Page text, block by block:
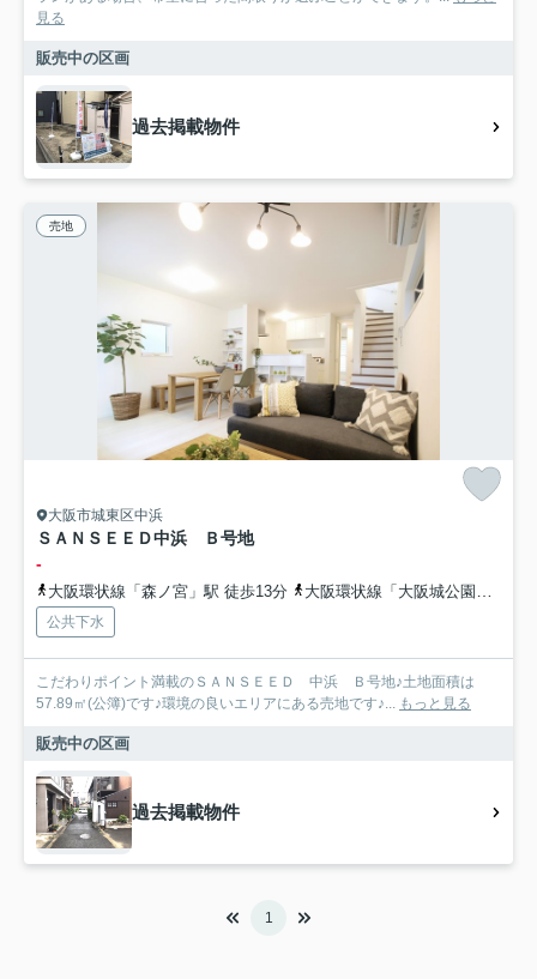
見る
販売中の区画
過去掲載物件
売地
大阪市城東区中浜
ＳＡＮＳＥＥＤ中浜 Ｂ号地
-
大阪環状線「森ノ宮」駅 徒歩13分 大阪環状線「大阪城公園」駅 徒歩24分
公共下水
こだわりポイント満載のＳＡＮＳＥＥＤ 中浜 Ｂ号地♪土地面積は
57.89㎡(公簿)です♪環境の良いエリアにある売地です♪... もっと見る
販売中の区画
過去掲載物件
1